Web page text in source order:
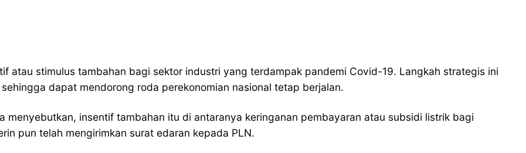
atau stimulus tambahan bagi sektor industri yang terdampak pandemi Covid-19. Langkah strategis ini
dapat mendorong roda perekonomian nasional tetap berjalan.
menyebutkan, insentif tambahan itu di antaranya keringanan pembayaran atau subsidi listrik bagi
pun telah mengirimkan surat edaran kepada PLN.